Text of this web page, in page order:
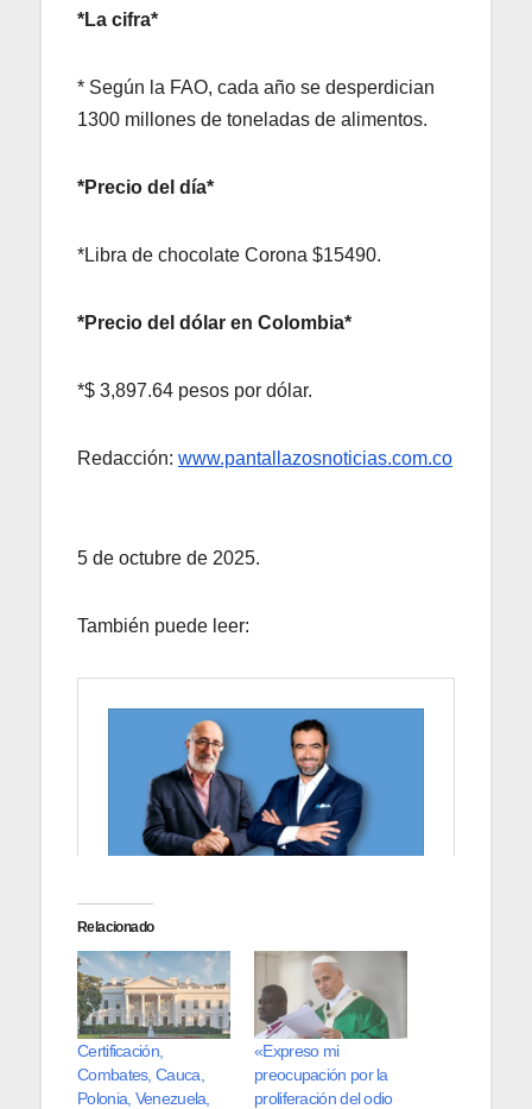
*La cifra*
* Según la FAO, cada año se desperdician
1300 millones de toneladas de alimentos.
*Precio del día*
*Libra de chocolate Corona $15490.
*Precio del dólar en Colombia*
*$ 3,897.64 pesos por dólar.
Redacción: www.pantallazosnoticias.com.co
5 de octubre de 2025.
También puede leer:
Relacionado
Certificación,
Combates, Cauca,
Polonia, Venezuela,
«Expreso mi
preocupación por la
proliferación del odio